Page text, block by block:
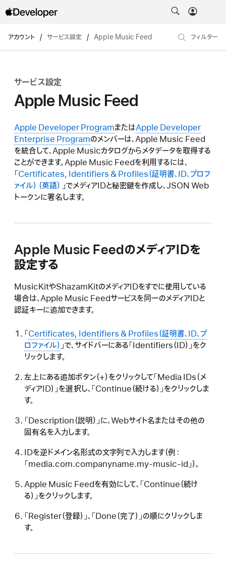
アカウント / サービス設定 / Apple Music Feed フィルター
サービス設定
Apple Music Feed
Apple Developer ProgramまたはApple Developer
Enterprise Programのメンバーは、Apple Music Feed
を統合して、Apple Musicカタログからメタデータを取得する
ことができます。Apple Music Feedを利用するには、
「Certificates, Identifiers & Profiles（証明書、ID、プロフ
ァイル）
」でメディアIDと秘密鍵を作成し、JSON Web
トークンに署名します。
Apple Music FeedのメディアIDを
設定する
MusicKitやShazamKitのメディアIDをすでに使用している
場合は、Apple Music Feedサービスを同一のメディアIDと
認証キーに追加できます。
「Certificates, Identifiers & Profiles（証明書、ID、プ
ロファイル） 」で、サイドバーにある「Identifiers（ID）」をク
リックします。
左上にある追加ボタン（+）をクリックして「Media IDs（メ
ディアID）」を選択し、「Continue（続ける）」をクリックしま
す。
「Description（説明）」に、Webサイト名またはその他の
固有名を入力します。
IDを逆ドメイン名形式の文字列で入力します（例：
「media.com.companyname.my-music-id」）。
Apple Music Feedを有効にして、「Continue（続け
る）」をクリックします。
「Register（登録）」、「Done（完了）」の順にクリックしま
す。